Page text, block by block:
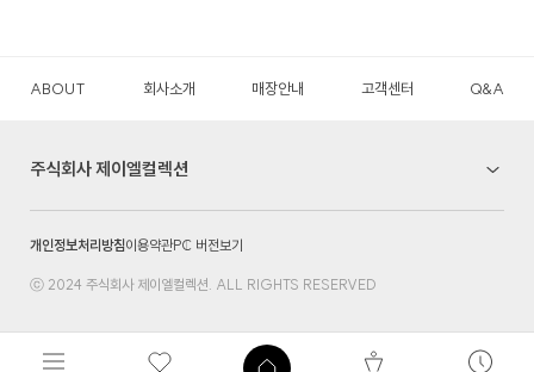
ABOUT 회사소개 매장안내 고객센터 Q&A
주식회사 제이엘컬렉션
개인정보처리방침이용약관PC 버전보기
ⓒ 2024 주식회사 제이엘컬렉션. ALL RIGHTS RESERVED